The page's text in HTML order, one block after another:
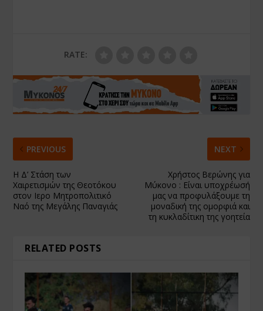
RATE:
PREVIOUS
Η Δ’ Στάση των
Χαιρετισμών της Θεοτόκου
στον Ιερο Μητροπολιτικό
Ναό της Μεγάλης Παναγιάς
NEXT
Χρήστος Βερώνης για
Μύκονο : Είναι υποχρέωσή
μας να προφυλάξουμε τη
μοναδική της ομορφιά και
τη κυκλαδίτικη της γοητεία
RELATED POSTS